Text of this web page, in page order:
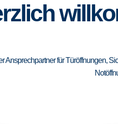
Ansprechpartner für Türöffnungen,